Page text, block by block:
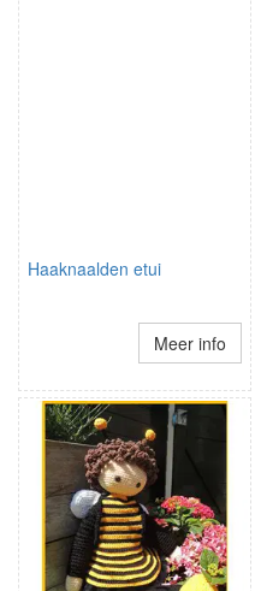
Haaknaalden etui
Meer info